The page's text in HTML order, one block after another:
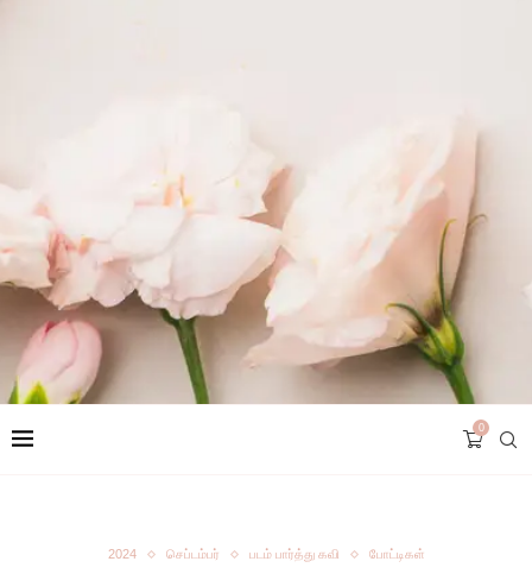
0
2024 செப்டம்பர் படம் பார்த்து கவி போட்டிகள்